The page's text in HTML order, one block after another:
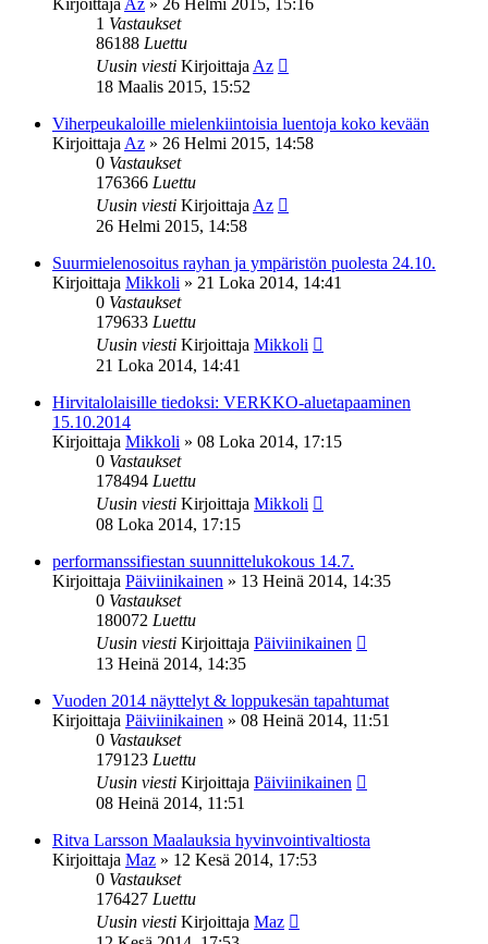
1 Vastaukset
86188 Luettu
Uusin viesti Kirjoittaja Az
18 Maalis 2015, 15:52
Viherpeukaloille mielenkiintoisia luentoja koko kevään
Kirjoittaja Az » 26 Helmi 2015, 14:58
0 Vastaukset
176366 Luettu
Uusin viesti Kirjoittaja Az
26 Helmi 2015, 14:58
Suurmielenosoitus rayhan ja ympäristön puolesta 24.10.
Kirjoittaja Mikkoli » 21 Loka 2014, 14:41
0 Vastaukset
179633 Luettu
Uusin viesti Kirjoittaja Mikkoli
21 Loka 2014, 14:41
Hirvitalolaisille tiedoksi: VERKKO-aluetapaaminen
15.10.2014
Kirjoittaja Mikkoli » 08 Loka 2014, 17:15
0 Vastaukset
178494 Luettu
Uusin viesti Kirjoittaja Mikkoli
08 Loka 2014, 17:15
performanssifiestan suunnittelukokous 14.7.
Kirjoittaja Päiviinikainen » 13 Heinä 2014, 14:35
0 Vastaukset
180072 Luettu
Uusin viesti Kirjoittaja Päiviinikainen
13 Heinä 2014, 14:35
Vuoden 2014 näyttelyt & loppukesän tapahtumat
Kirjoittaja Päiviinikainen » 08 Heinä 2014, 11:51
0 Vastaukset
179123 Luettu
Uusin viesti Kirjoittaja Päiviinikainen
08 Heinä 2014, 11:51
Ritva Larsson Maalauksia hyvinvointivaltiosta
Kirjoittaja Maz » 12 Kesä 2014, 17:53
0 Vastaukset
176427 Luettu
Uusin viesti Kirjoittaja Maz